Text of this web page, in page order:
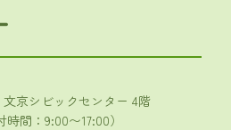
京シビックセンター 4階
時間：9:00〜17:00）